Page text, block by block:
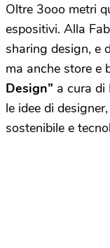
Oltre 3ooo metri
espositivi. Alla
sharing design, e
ma anche store e
Design” a cura di
le idee di
sostenibile e